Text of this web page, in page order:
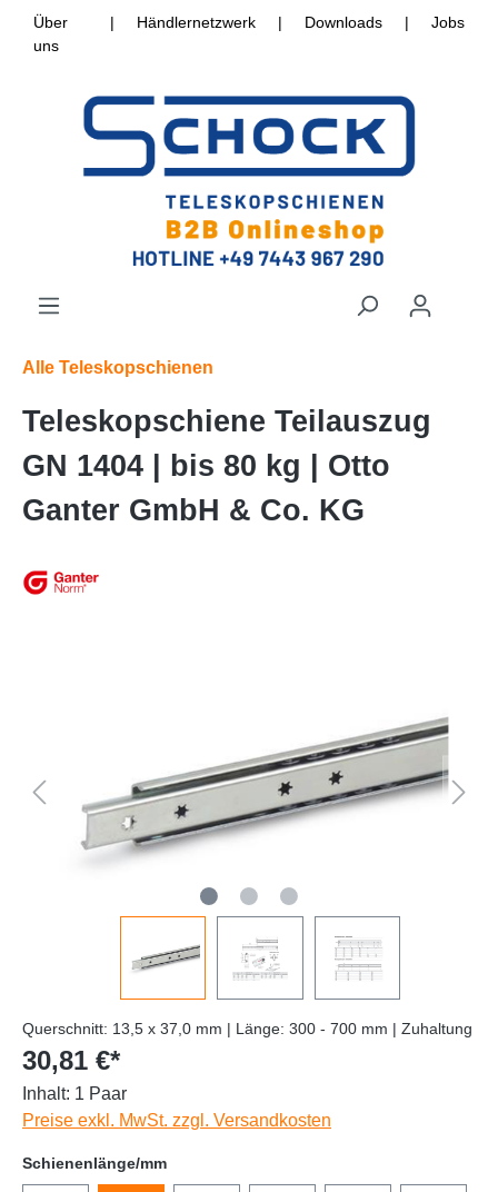
Über
uns
| Händlernetzwerk | Downloads | Jobs
Alle Teleskopschienen
Teleskopschiene Teilauszug
GN 1404 | bis 80 kg | Otto
Ganter GmbH & Co. KG
Querschnitt: 13,5 x 37,0 mm | Länge: 300 - 700 mm | Zuhaltung
30,81 €*
Inhalt: 1 Paar
Preise exkl. MwSt. zzgl. Versandkosten
Schienenlänge/mm